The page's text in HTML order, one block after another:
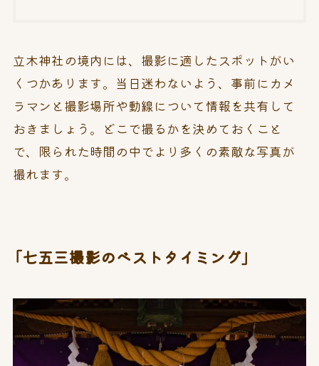
立木神社の境内には、撮影に適したスポットがい
くつかあります。当日迷わないよう、事前にカメ
ラマンと撮影場所や動線について情報を共有して
おきましょう。どこで撮るかを決めておくこと
で、限られた時間の中でより多くの素敵な写真が
撮れます。
「七五三撮影のベストタイミング」